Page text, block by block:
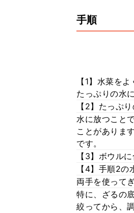
手順
【1】水菜を
たっぷりの水
【2】たっぷ
水に放つこと
ことがありま
です。
【3】ボウル
【4】手順2の
両手を使って
特に、ざるの
絞ってから、